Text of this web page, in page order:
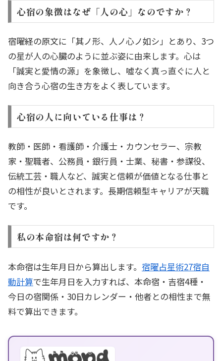
心宿の象徴はなぜ「人の心」なのですか？
宿曜経の原文に「其ノ形、人ノ心ノ如シ」とあり、3つ
の星が人の心臓のように並ぶ姿に由来します。心は
「誠実と愛情の源」を象徴し、嘘なく真っ直ぐに人と
向き合う心宿の生き方をよく表しています。
心宿の人に向いている仕事は？
教師・医師・看護師・介護士・カウンセラー、宗教
家・聖職者、公務員・銀行員・士業、秘書・参謀役、
伝統工芸・職人など、誠実と信頼が価値となる仕事と
の相性が良いとされます。長期信頼型キャリアが天職
です。
私の本命宿は何ですか？
本命宿は生年月日から算出します。 宿曜占星術27宿自
動計算で生年月日を入力すれば、本命宿・吉宿4種・
今日の宿関係・30日カレンダー・他者との相性まで無
料で算出できます。